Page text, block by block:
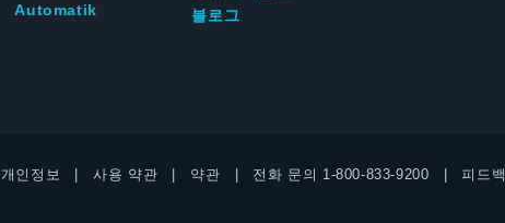
Automatik
블로그
개인정보 사용 약관 약관 전화 문의 1-800-833-9200 피드백